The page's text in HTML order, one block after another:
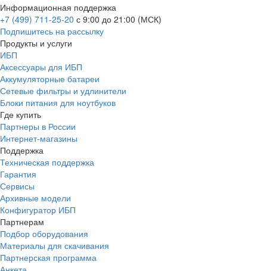
Информационная поддержка
+7 (499) 711-25-20 с 9:00 до 21:00 (МСК)
Подпишитесь на рассылку
Продукты и услуги
ИБП
Аксессуары для ИБП
Аккумуляторные батареи
Сетевые фильтры и удлинители
Блоки питания для ноутбуков
Где купить
Партнеры в России
Интернет-магазины
Поддержка
Техническая поддержка
Гарантия
Сервисы
Архивные модели
Конфигуратор ИБП
Партнерам
Подбор оборудования
Материалы для скачивания
Партнерская программа